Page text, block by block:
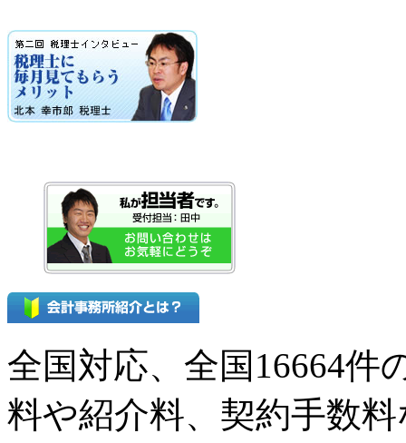
全国対応、全国16664件
料や紹介料、契約手数